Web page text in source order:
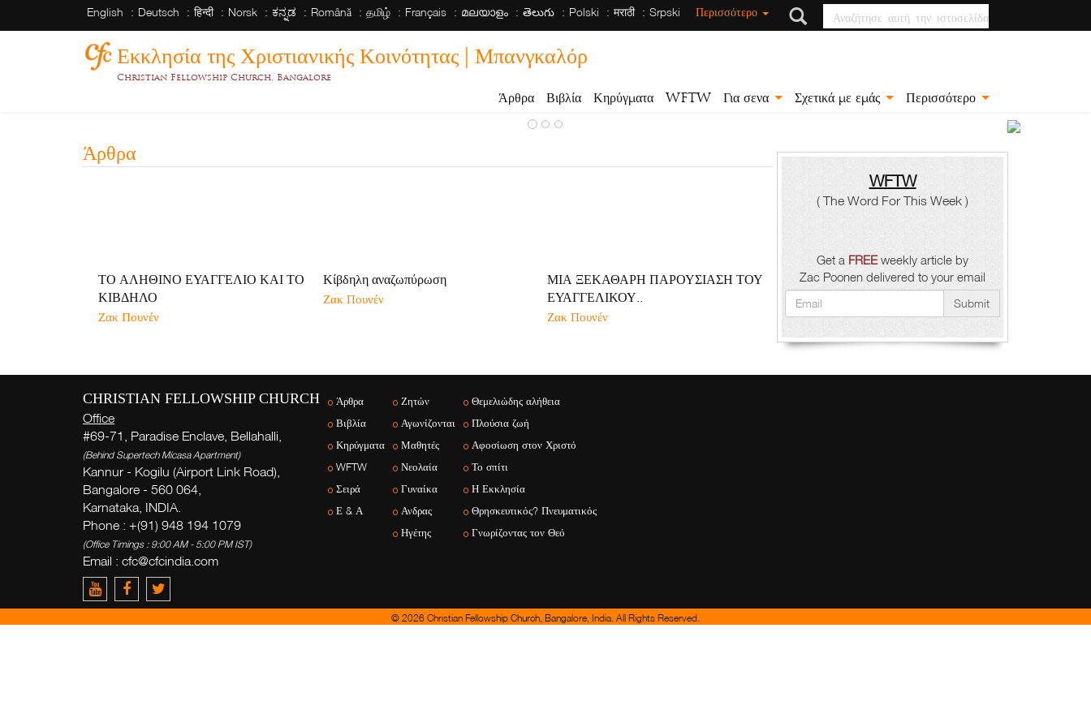
English Deutsch हिन्दी Norsk ಕನ್ನಡ Română தமிழ் Français മലയാളം తెలుగు Polski मराठी Srpski Περισσότερο
Αναζήτησε αυτή την
ιστοσελίδα
Εκκλησία της Χριστιανικής Κοινότητας | Μπανγκαλόρ
Christian Fellowship Church, Bangalore
Άρθρα Βιβλία Κηρύγματα WFTW Για σενα Σχετικά με εμάς Περισσότερο
Άρθρα
ΤΟ ΑΛΗΘΙΝΟ ΕΥΑΓΓΕΛΙΟ ΚΑΙ ΤΟ
ΚΙΒΔΗΛΟ
Ζακ Πουνέν
Κίβδηλη αναζωπύρωση
Ζακ Πουνέν
ΜΙΑ ΞΕΚΑΘΑΡΗ ΠΑΡΟΥΣΙΑΣΗ ΤΟΥ
ΕΥΑΓΓΕΛΙΚΟΥ..
Ζακ Πουνέν
WFTW
( The Word For This Week )
Get a FREEweekly article by
Zac Poonen delivered to your email
Submit
CHRISTIAN FELLOWSHIP CHURCH
Office
#69-71, Paradise Enclave, Bellahalli,
(Behind Supertech Micasa Apartment)
Kannur - Kogilu (Airport Link Road),
Bangalore - 560 064,
Karnataka, INDIA.
Phone : +(91) 948 194 1079
(Office Timings : 9:00 AM - 5:00 PM IST)
Email : cfc@cfcindia.com
Άρθρα
Βιβλία
Κηρύγματα
WFTW
Σειρά
Ε & Α
Ζητών
Αγωνίζονται
Μαθητές
Νεολαία
Γυναίκα
Ανδρας
Ηγέτης
Θεμελιώδης αλήθεια
Πλούσια ζωή
Αφοσίωση στον Χριστό
Το σπίτι
Η Εκκλησία
Θρησκευτικός? Πνευματικός
Γνωρίζοντας τον Θεό
© 2026 Christian Fellowship Church, Bangalore, India. All Rights Reserved.